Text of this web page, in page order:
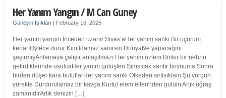
Her Yanım Yangın / M Can Guney
Güneyin Işıkları | February 16, 2025
Her yanım yangın İnceden uzanır Sivas’aHer yanım sanki Bir uçurum
kenarıÖylece durur Kımıldamaz sanırsın DünyaNe yapacağını
şaşırmışAnlamaya çalışır anlaşılmazı Her yanım özlem Birikir bir nehrin
getirdiklerinde usulcaHer yanım gülüşleri Sımsıcak sarılır boynuma Sonra
birden düşer kara bulutlarHer yanım sanki Öfkeden sırılsıklam Şu yorgun
yürekte Durdurulamaz bir kavga Kurtul elem ellerinden gülüm Artık uğraş
zamanıdırArtık denizin […]